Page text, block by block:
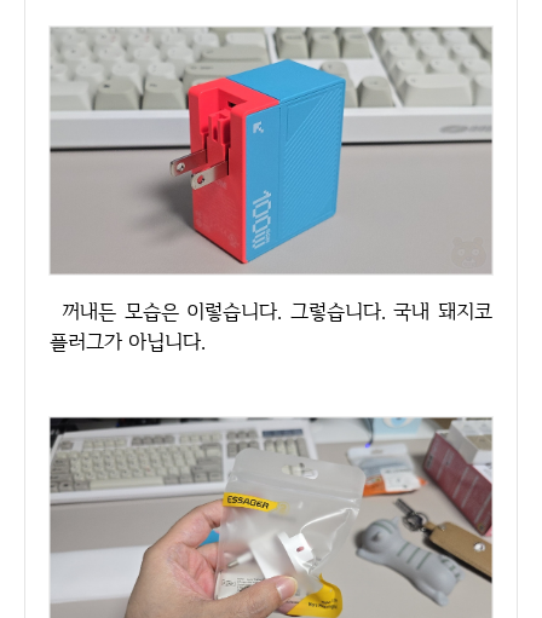
꺼내든 모습은 이렇습니다. 그렇습니다. 국내 돼지코
플러그가 아닙니다.